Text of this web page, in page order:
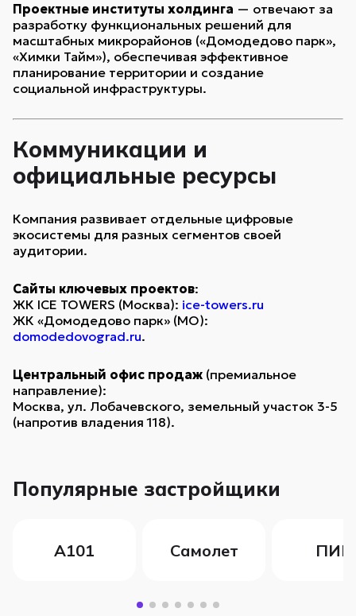
Проектные институты холдинга — отвечают за
разработку функциональных решений для
масштабных микрорайонов («Домодедово парк»,
«Химки Тайм»), обеспечивая эффективное
планирование территории и создание
социальной инфраструктуры.
Коммуникации и
официальные ресурсы
Компания развивает отдельные цифровые
экосистемы для разных сегментов своей
аудитории.
Сайты ключевых проектов:
ЖК ICE TOWERS (Москва): ice-towers.ru
ЖК «Домодедово парк» (МО):
domodedovograd.ru.
Центральный офис продаж (премиальное
направление):
Москва, ул. Лобачевского, земельный участок 3-5
(напротив владения 118).
Популярные застройщики
А101 Самолет ПИК